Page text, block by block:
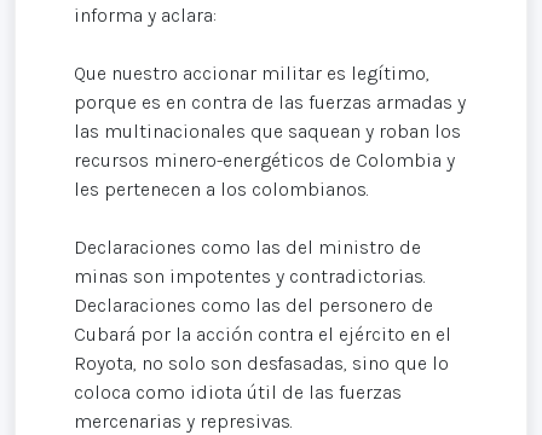
informa y aclara:
Que nuestro accionar militar es legítimo,
porque es en contra de las fuerzas armadas y
las multinacionales que saquean y roban los
recursos minero-energéticos de Colombia y
les pertenecen a los colombianos.
Declaraciones como las del ministro de
minas son impotentes y contradictorias.
Declaraciones como las del personero de
Cubará por la acción contra el ejército en el
Royota, no solo son desfasadas, sino que lo
coloca como idiota útil de las fuerzas
mercenarias y represivas.